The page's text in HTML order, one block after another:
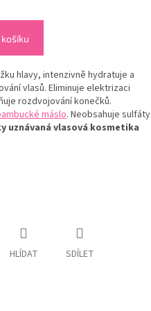
hlavy, intenzivně hydratuje a
vlasů. Eliminuje elektrizaci
rozdvojování konečků.
máslo. Neobsahuje sulfáty
uznávaná vlasová kosmetika
HLÍDAT SDÍLET